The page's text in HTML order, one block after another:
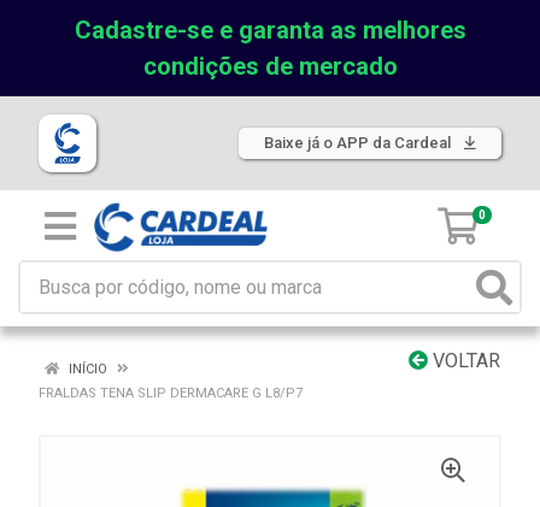
Cadastre-se e garanta as melhores
condições de mercado
Baixe já o APP da Cardeal
0
VOLTAR
INÍCIO
FRALDAS TENA SLIP DERMACARE G L8/P7